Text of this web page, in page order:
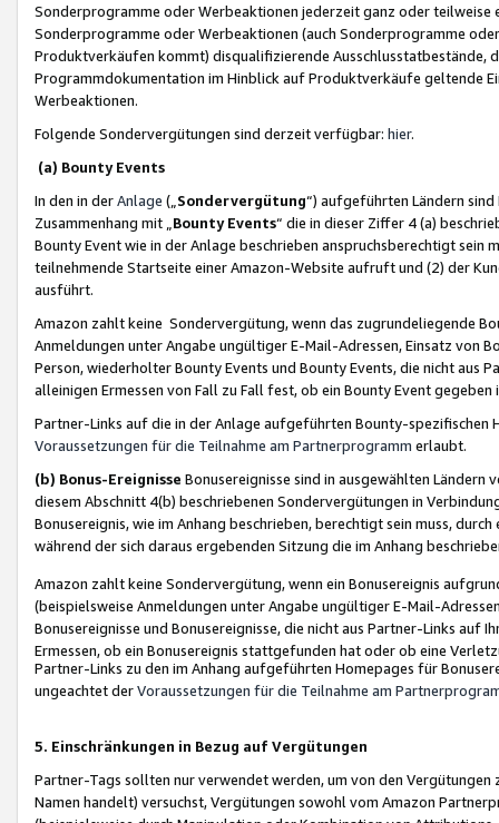
Sonderprogramme oder Werbeaktionen jederzeit ganz oder
Sonderprogramme oder Werbeaktionen (auch Sonderprogramme
Produktverkäufen kommt) disqualifizierende Ausschlusstatbestände,
Programmdokumentation im Hinblick auf Produktverkäufe geltende
Werbeaktionen.
Folgende Sondervergütungen sind derzeit verfügbar: hier.
(a) Bounty Events
In den in derAnlage („ Sondervergütung“) aufgeführten Ländern
Zusammenhang mit „ Bounty Events“ die in dieser Ziffer 4 (a)
Bounty Event wie in der Anlage beschrieben anspruchsberechtigt sein
teilnehmende Startseite einer Amazon-Website aufruft und (2) der
ausführt.
Amazon zahlt keine Sondervergütung, wenn das zugrundeliegende
Anmeldungen unter Angabe ungültiger E-Mail-Adressen, Einsatz von
Person, wiederholter Bounty Events und Bounty Events, die nicht
alleinigen Ermessen von Fall zu Fall fest, ob ein Bounty Event
Partner-Links auf die in der Anlage aufgeführten Bounty-spezifischen
Voraussetzungen für die Teilnahme am Partnerprogramm erlaubt.
(b) Bonus-Ereignisse Bonusereignisse sind in ausgewählten Ländern
diesem Abschnitt 4(b) beschriebenen Sondervergütungen in
Bonusereignis, wie im Anhang beschrieben, berechtigt sein muss,
während der sich daraus ergebenden Sitzung die im Anhang
Amazon zahlt keine Sondervergütung, wenn ein Bonusereignis
(beispielsweise Anmeldungen unter Angabe ungültiger E-Mail-
Bonusereignisse und Bonusereignisse, die nicht aus Partner-Links auf
Ermessen, ob ein Bonusereignis stattgefunden hat oder ob eine
Partner-Links zu den im Anhang aufgeführten Homepages für
ungeachtet derVoraussetzungen für die Teilnahme am
5. Einschränkungen in Bezug auf Vergütungen
Partner-Tags sollten nur verwendet werden, um von den
Namen handelt) versuchst, Vergütungen sowohl vom Amazon